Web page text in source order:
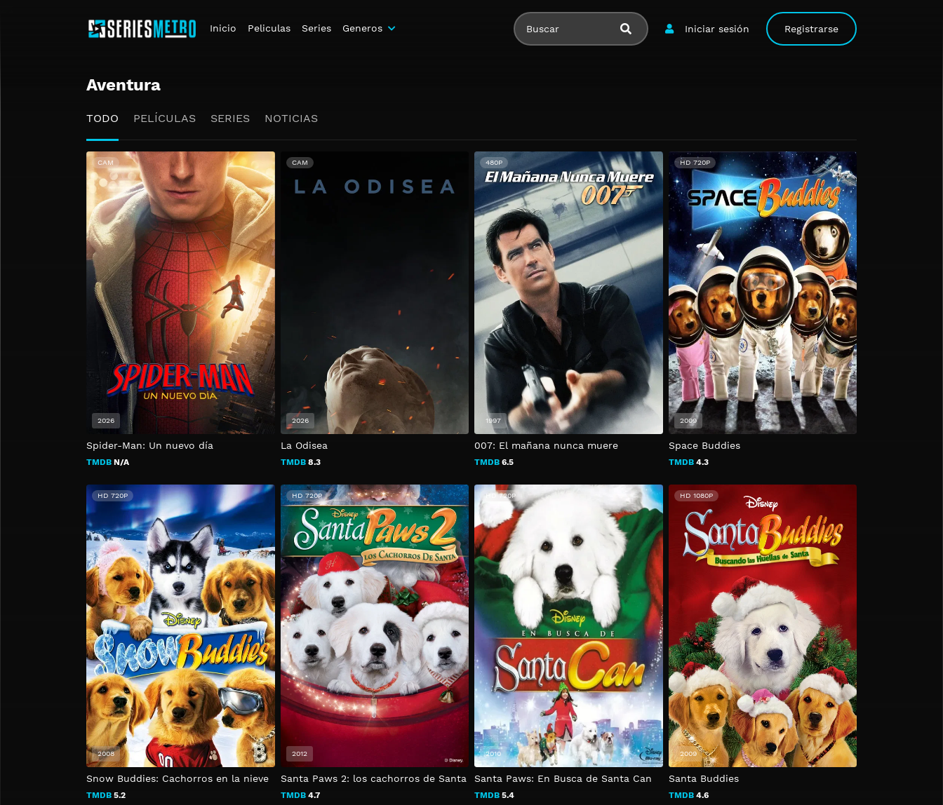
Iniciar sesión Registrarse
Inicio Peliculas Series Generos
Aventura
TODO PELÍCULAS SERIES NOTICIAS
Spider-Man: Un nuevo día
TMDB N/A
CAM
2026
La Odisea
TMDB8.3
CAM
2026
007: El mañana nunca muere
TMDB 6.5
480P
1997
Space Buddies
TMDB4.3
HD 720P
2009
Snow Buddies: Cachorros en la nieve
TMDB 5.2
HD 720P
2008
Santa Paws 2: los cachorros de Santa
TMDB4.7
HD 720P
2012
Santa Paws: En Busca de Santa Can
TMDB 5.4
HD 720P
2010
Santa Buddies
TMDB4.6
HD 1080P
2009